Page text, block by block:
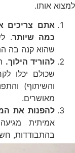
למצוא אותו.
אתם צריכים
כמה שיותר.
שהוא קנה בה
להוריד הילוך.
שכולם יכלו
והשיתוף)
מאושרים.
להפנות את
אמיתית
בהתבודדות,